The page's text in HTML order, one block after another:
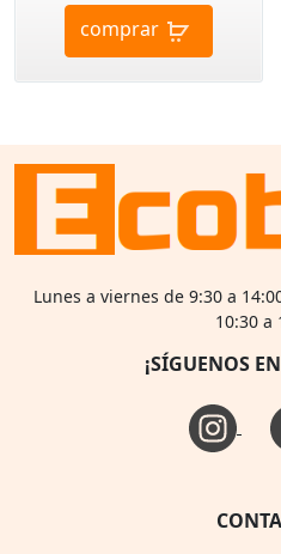
comprar
Lunes a viernes de 9:30 a
10:30 a
¡SÍGUENOS